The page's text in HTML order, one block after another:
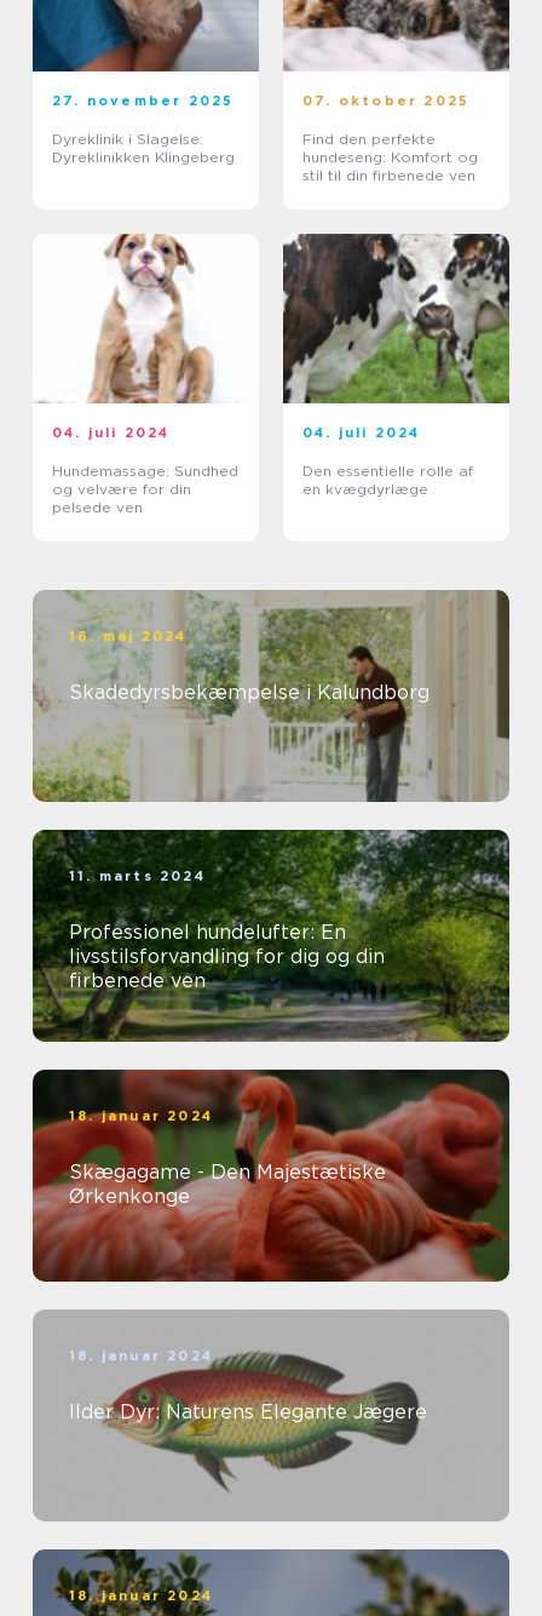
27. november 2025
Dyreklinik i Slagelse:
Dyreklinikken Klingeberg
07. oktober 2025
Find den perfekte
hundeseng: Komfort og
stil til din firbenede ven
04. juli 2024
Hundemassage: Sundhed
og velvære for din
pelsede ven
04. juli 2024
Den essentielle rolle af
en kvægdyrlæge
16. maj 2024
Skadedyrsbekæmpelse i Kalundborg
11. marts 2024
Professionel hundelufter: En
livsstilsforvandling for dig og din
firbenede ven
18. januar 2024
Skægagame - Den Majestætiske
Ørkenkonge
18. januar 2024
Ilder Dyr: Naturens Elegante Jægere
18. januar 2024